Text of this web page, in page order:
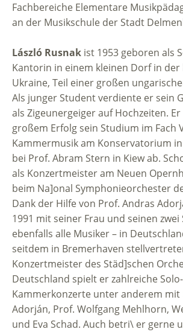
Fachbereiche Elementare
an der Musikschule der Stadt
László Rusnak ist 1953 geboren als
Kantorin in einem kleinen Dorf in der
Ukraine, Teil einer großen
Als junger Student verdiente er sein
als Zigeunergeiger auf Hochzeiten.
großem Erfolg sein Studium im Fach
Kammermusik am Konservatorium
bei Prof. Abram Stern in Kiew ab.
als Konzertmeister am Neuen
beim Na]onal Symphonieorchester
Dank der Hilfe von Prof. Andras
1991 mit seiner Frau und seinen zwei
ebenfalls alle Musiker – in
seitdem in Bremerhaven
Konzertmeister des Städ]schen
Deutschland spielt er zahlreiche
Kammerkonzerte unter anderem mit
Adorján, Prof. Wolfgang Mehlhorn,
und Eva Schad. Auch betri\ er gerne